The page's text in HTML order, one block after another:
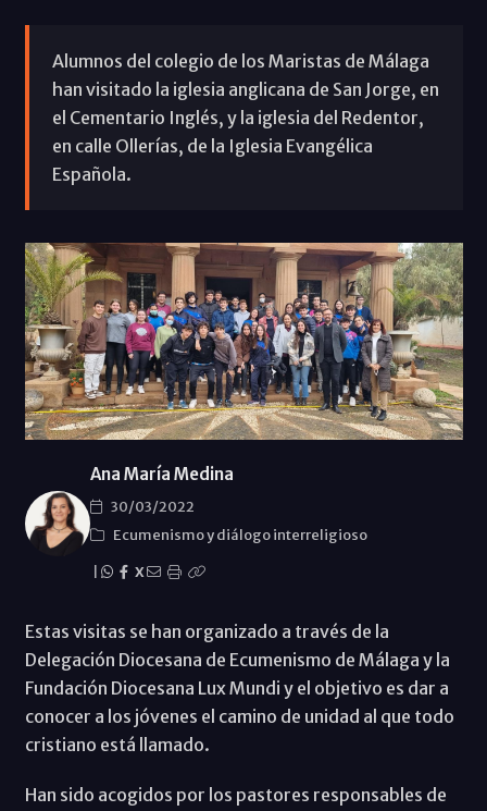
Alumnos del colegio de los Maristas de Málaga
han visitado la iglesia anglicana de San Jorge, en
el Cementario Inglés, y la iglesia del Redentor,
en calle Ollerías, de la Iglesia Evangélica
Española.
Ana María Medina
30/03/2022
Ecumenismo y diálogo interreligioso
X
Estas visitas se han organizado a través de la
Delegación Diocesana de Ecumenismo de Málaga y la
Fundación Diocesana Lux Mundi y el objetivo es dar a
conocer a los jóvenes el camino de unidad al que todo
cristiano está llamado.
Han sido acogidos por los pastores responsables de